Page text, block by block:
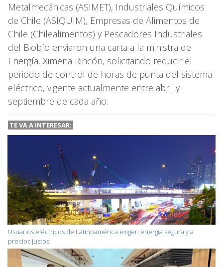
Metalmecánicas (ASIMET), Industriales Químicos
de Chile (ASIQUIM), Empresas de Alimentos de
Chile (Chilealimentos) y Pescadores Industriales
del Biobío enviaron una carta a la ministra de
Energía, Ximena Rincón, solicitando reducir el
periodo de control de horas de punta del sistema
eléctrico, vigente actualmente entre abril y
septiembre de cada año.
TE VA A INTERESAR:
Usuarios eléctricos de Latinoamérica exigen energía segura y a
precios justos